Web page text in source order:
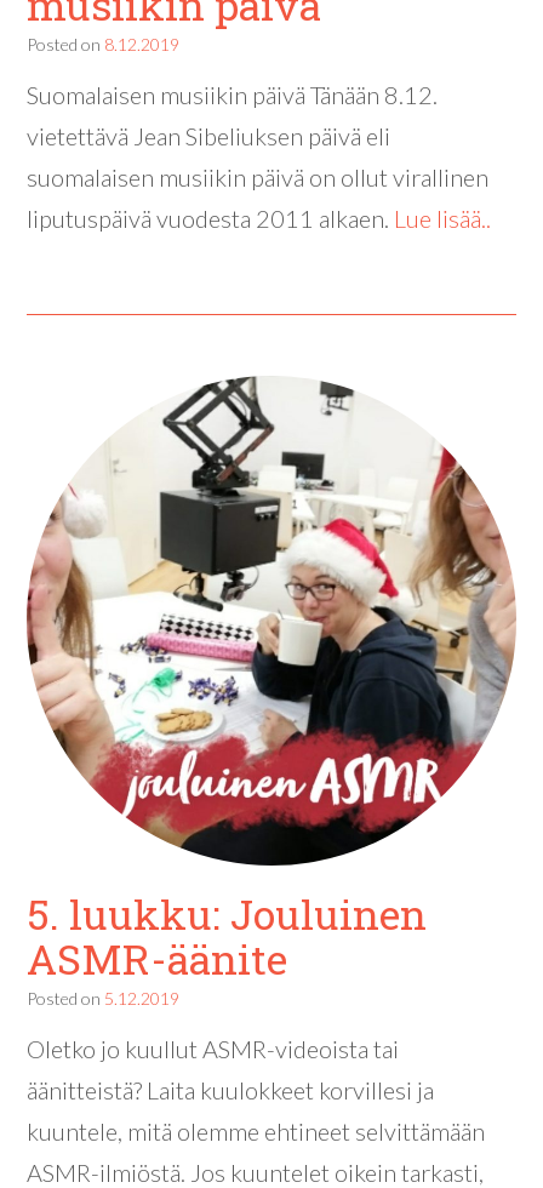
Posted on 8.12.2019
Suomalaisen musiikin päivä Tänään 8.12.
vietettävä Jean Sibeliuksen päivä eli
suomalaisen musiikin päivä on ollut virallinen
liputuspäivä vuodesta 2011 alkaen. Lue lisää..
5. luukku: Jouluinen
ASMR-äänite
Posted on 5.12.2019
Oletko jo kuullut ASMR-videoista tai
äänitteistä? Laita kuulokkeet korvillesi ja
kuuntele, mitä olemme ehtineet selvittämään
ASMR-ilmiöstä. Jos kuuntelet oikein tarkasti,